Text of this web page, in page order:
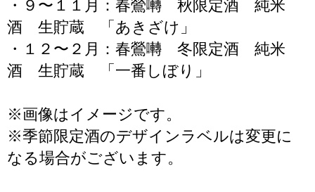
・９〜１１月：春鶯囀 秋限定酒 純米
酒 生貯蔵 「あきざけ」
・１２〜２月：春鶯囀 冬限定酒 純米
酒 生貯蔵 「一番しぼり」
※画像はイメージです。
※季節限定酒のデザインラベルは変更に
なる場合がございます。